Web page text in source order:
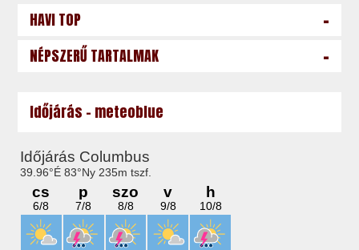
HAVI TOP -
NÉPSZERŰ TARTALMAK -
Időjárás - meteoblue